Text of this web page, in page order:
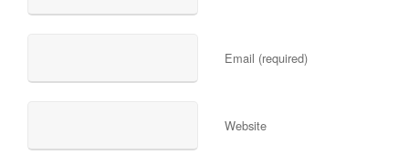
Email (required)
Website